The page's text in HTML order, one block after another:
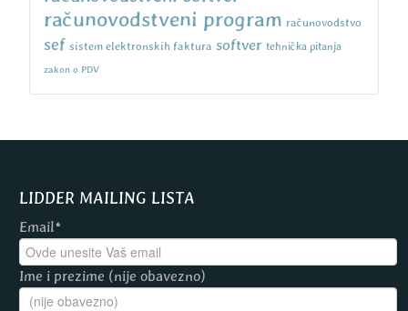
računovodstveni program računovodstvo
sef sistem elektronskih faktura softver tehnička pitanja
zakon o PDV
LIDDER MAILING LISTA
Email*
Ime i prezime (nije obavezno)